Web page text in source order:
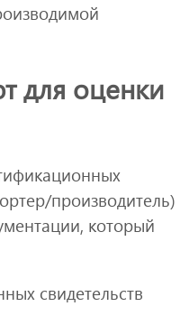
для оценки
производитель)
который
свидетельств